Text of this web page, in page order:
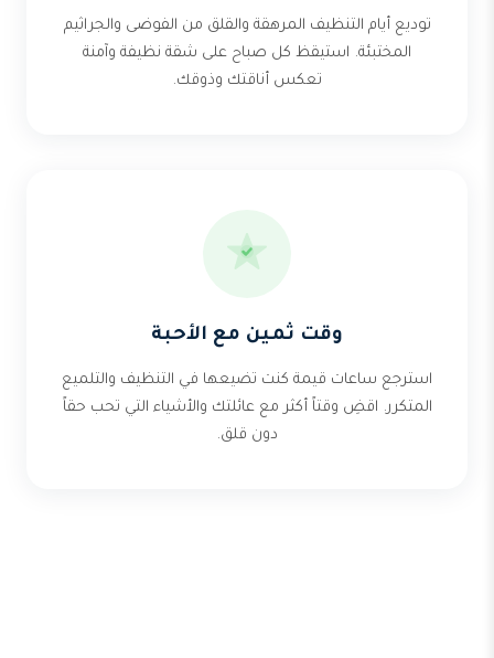
توديع أيام التنظيف المرهقة والقلق من الفوضى والجراثيم
المختبئة. استيقظ كل صباح على شقة نظيفة وآمنة
تعكس أناقتك وذوقك.
وقت ثمين مع الأحبة
استرجع ساعات قيمة كنت تضيعها في التنظيف والتلميع
المتكرر. اقضِ وقتاً أكثر مع عائلتك والأشياء التي تحب حقاً
دون قلق.